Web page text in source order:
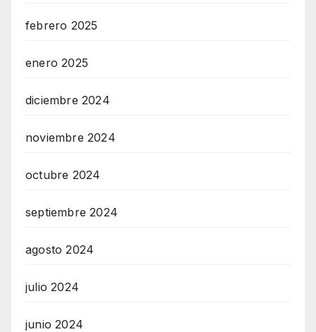
febrero 2025
enero 2025
diciembre 2024
noviembre 2024
octubre 2024
septiembre 2024
agosto 2024
julio 2024
junio 2024